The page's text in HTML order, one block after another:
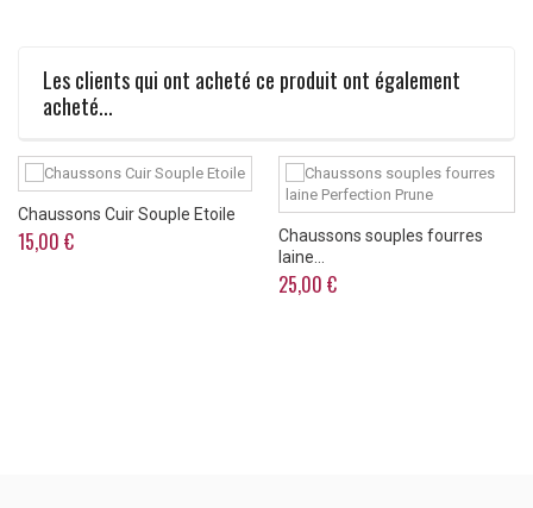
Les clients qui ont acheté ce produit ont également
acheté...
Chaussons Cuir Souple Etoile
15,00 €
Chaussons souples fourres
laine...
25,00 €